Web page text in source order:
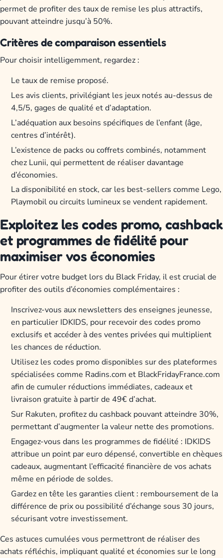
permet de profiter des taux de remise les plus attractifs,
pouvant atteindre jusqu’à 50%.
Critères de comparaison essentiels
Pour choisir intelligemment, regardez :
Le taux de remise proposé.
Les avis clients, privilégiant les jeux notés au-dessus de
4,5/5, gages de qualité et d’adaptation.
L’adéquation aux besoins spécifiques de l’enfant (âge,
centres d’intérêt).
L’existence de packs ou coffrets combinés, notamment
chez Lunii, qui permettent de réaliser davantage
d’économies.
La disponibilité en stock, car les best-sellers comme Lego,
Playmobil ou circuits lumineux se vendent rapidement.
Exploitez les codes promo, cashback
et programmes de fidélité pour
maximiser vos économies
Pour étirer votre budget lors du Black Friday, il est crucial de
profiter des outils d’économies complémentaires :
Inscrivez-vous aux newsletters des enseignes jeunesse,
en particulier IDKIDS, pour recevoir des codes promo
exclusifs et accéder à des ventes privées qui multiplient
les chances de réduction.
Utilisez les codes promo disponibles sur des plateformes
spécialisées comme Radins.com et BlackFridayFrance.com
afin de cumuler réductions immédiates, cadeaux et
livraison gratuite à partir de 49€ d’achat.
Sur Rakuten, profitez du cashback pouvant atteindre 30%,
permettant d’augmenter la valeur nette des promotions.
Engagez-vous dans les programmes de fidélité : IDKIDS
attribue un point par euro dépensé, convertible en chèques
cadeaux, augmentant l’efficacité financière de vos achats
même en période de soldes.
Gardez en tête les garanties client : remboursement de la
différence de prix ou possibilité d’échange sous 30 jours,
sécurisant votre investissement.
Ces astuces cumulées vous permettront de réaliser des
achats réfléchis, impliquant qualité et économies sur le long